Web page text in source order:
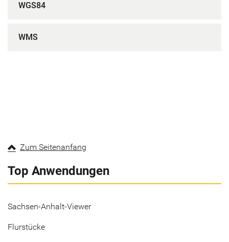
WGS84
WMS
Zum Seitenanfang
Top Anwendungen
Sachsen-Anhalt-Viewer
Flurstücke